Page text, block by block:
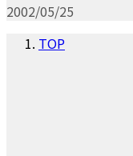
2002/05/25
TOP